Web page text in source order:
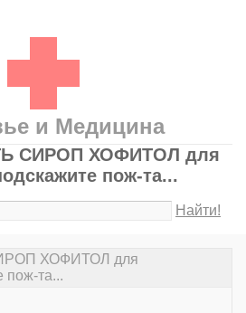
и Медицина
СИРОП ХОФИТОЛ для
пож-та...
Найти!
ХОФИТОЛ для
пож-та...